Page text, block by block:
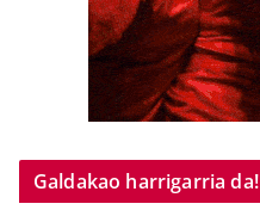
Galdakao harrigarria da!